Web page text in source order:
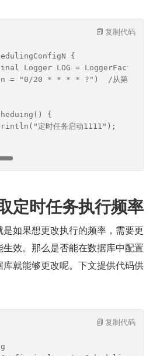
{
Logger LOG =
"0/20 * * * * ?")  /从第0秒开始
{
定时任务启动1111");
复制代码
定时任务执行频率
如果想更改执行的频率，需要更
效。那么是否能在数据库中配置
就能够更改呢。下文提供代码供
复制代码